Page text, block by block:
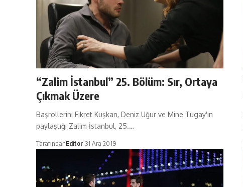
“Zalim İstanbul” 25. Bölüm: Sır, Ortaya
Çıkmak Üzere
Başrollerini Fikret Kuşkan, Deniz Uğur ve Mine Tugay'ın
paylaştığı Zalim İstanbul, 25.…
TarafındanEditör 31 Ara 2019